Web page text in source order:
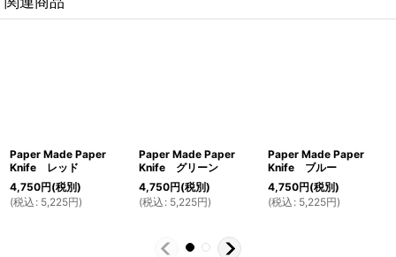
Paper Made Paper
Knife レッド
4,750円(税別)
(税込 : 5,225円)
Paper Made Paper
Knife グリーン
4,750円(税別)
(税込 : 5,225円)
Paper Made Paper
Knife ブルー
4,750円(税別)
(税込 : 5,225円)